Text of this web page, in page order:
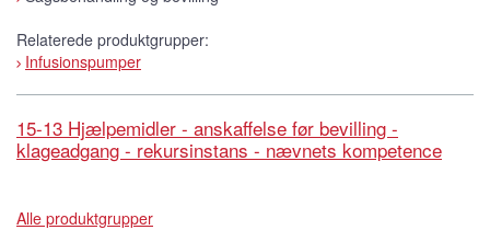
Relaterede produktgrupper:
Infusionspumper
15-13 Hjælpemidler - anskaffelse før bevilling -
klageadgang - rekursinstans - nævnets kompetence
Alle produktgrupper